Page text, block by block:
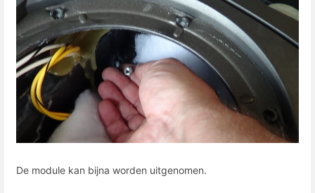
De module kan bijna worden uitgenomen.